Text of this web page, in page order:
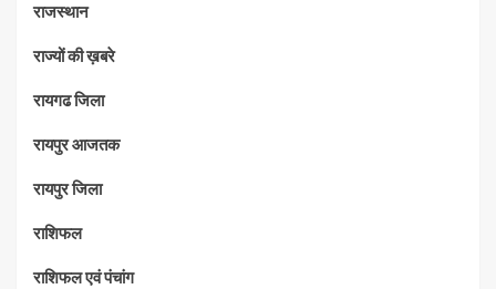
राजस्थान
राज्यों की ख़बरे
रायगढ जिला
रायपुर आजतक
रायपुर जिला
राशिफल
राशिफल एवं पंचांग